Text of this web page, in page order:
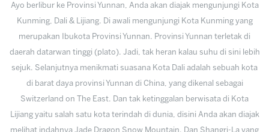
Ayo berlibur ke Provinsi Yunnan, Anda akan diajak mengunjungi Kota
Kunming, Dali & Lijiang. Di awali mengunjungi Kota Kunming yang
merupakan Ibukota Provinsi Yunnan. Provinsi Yunnan terletak di
daerah datarwan tinggi (plato). Jadi, tak heran kalau suhu di sini lebih
sejuk. Selanjutnya menikmati suasana Kota Dali adalah sebuah kota
di barat daya provinsi Yunnan di China, yang dikenal sebagai
Switzerland on The East. Dan tak ketinggalan berwisata di Kota
Lijiang yaitu salah satu kota terindah di dunia, disini Anda akan diajak